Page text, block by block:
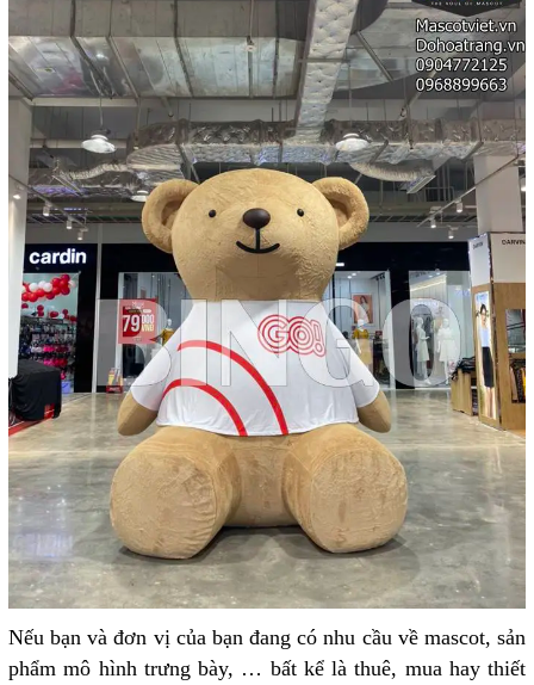
Nếu bạn và đơn vị của bạn đang có nhu cầu về mascot, sản
phẩm mô hình trưng bày, … bất kể là thuê, mua hay thiết